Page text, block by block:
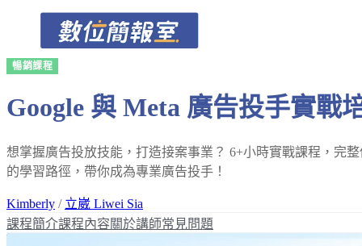
暢銷課程
Google 與 Meta 廣告投手實戰
想掌握廣告投放技能，打造接案事業？ 6+小時實戰課程，完
的學習路徑，帶你成為專業廣告投手！
Kimberly / 立崴 Liwei Sia
課程簡介課程內容關於講師常見問題